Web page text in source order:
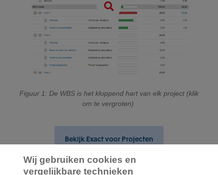
Figuur 1: De WBS is het kloppend hart van elk project (klik
om te vergroten)
Bekijk Exact voor Projecten
Wij gebruiken cookies en
vergelijkbare technieken